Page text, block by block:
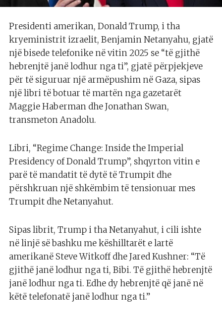
Presidenti amerikan, Donald Trump, i tha
kryeministrit izraelit, Benjamin Netanyahu, gjatë
një bisede telefonike në vitin 2025 se “të gjithë
hebrenjtë janë lodhur nga ti”, gjatë përpjekjeve
për të siguruar një armëpushim në Gaza, sipas
një libri të botuar të martën nga gazetarët
Maggie Haberman dhe Jonathan Swan,
transmeton Anadolu.
Libri, “Regime Change: Inside the Imperial
Presidency of Donald Trump”, shqyrton vitin e
parë të mandatit të dytë të Trumpit dhe
përshkruan një shkëmbim të tensionuar mes
Trumpit dhe Netanyahut.
Sipas librit, Trump i tha Netanyahut, i cili ishte
në linjë së bashku me këshilltarët e lartë
amerikanë Steve Witkoff dhe Jared Kushner: “Të
gjithë janë lodhur nga ti, Bibi. Të gjithë hebrenjtë
janë lodhur nga ti. Edhe dy hebrenjtë që janë në
këtë telefonatë janë lodhur nga ti.”